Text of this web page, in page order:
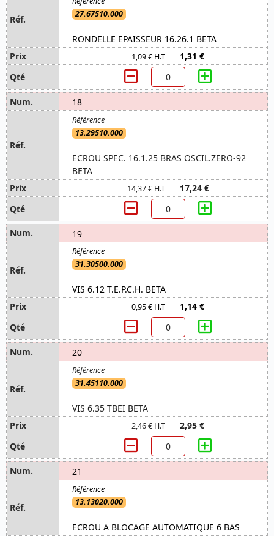
27.67510.000
RONDELLE EPAISSEUR 16.26.1 BETA
1,09 € H.T 1,31 €
18
13.29510.000
ECROU SPEC. 16.1.25 BRAS OSCIL.ZERO-92
BETA
14,37 € H.T 17,24 €
19
31.30500.000
VIS 6.12 T.E.P.C.H. BETA
0,95 € H.T 1,14 €
20
31.45110.000
VIS 6.35 TBEI BETA
2,46 € H.T 2,95 €
21
13.13020.000
ECROU A BLOCAGE AUTOMATIQUE 6 BAS